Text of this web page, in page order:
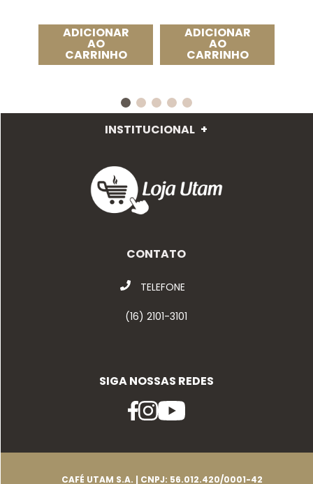
ADICIONAR
AO
CARRINHO
ADICIONAR
AO
CARRINHO
INSTITUCIONAL +
CONTATO
TELEFONE
(16) 2101-3101
SIGA NOSSAS REDES
CAFÉ UTAM S.A. | CNPJ: 56.012.420/0001-42